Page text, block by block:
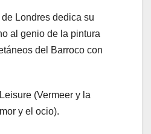
Londres dedica su
al genio de la pintura
del Barroco con
(Vermeer y la
y el ocio).